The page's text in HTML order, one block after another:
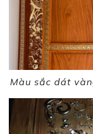
Màu sắc dát